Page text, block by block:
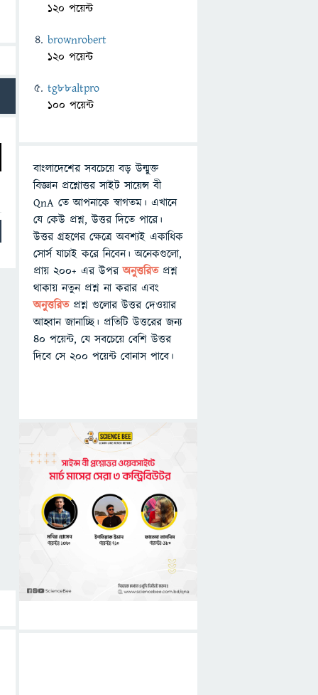
120 পয়েন্ট
brownrobert
120 পয়েন্ট
tg88altpro
100 পয়েন্ট
বাংলাদেশের সবচেয়ে বড় উন্মুক্ত
বিজ্ঞান প্রশ্নোত্তর সাইট সায়েন্স বী
QnA তে আপনাকে স্বাগতম। এখানে
যে কেউ প্রশ্ন, উত্তর দিতে পারে।
উত্তর গ্রহণের ক্ষেত্রে অবশ্যই একাধিক
সোর্স যাচাই করে নিবেন। অনেকগুলো,
প্রায় ২০০+ এর উপরঅনুত্তরিতপ্রশ্ন
থাকায় নতুন প্রশ্ন না করার এবং
অনুত্তরিত প্রশ্ন গুলোর উত্তর দেওয়ার
আহ্বান জানাচ্ছি। প্রতিটি উত্তরের জন্য
৪০ পয়েন্ট, যে সবচেয়ে বেশি উত্তর
দিবে সে ২০০ পয়েন্ট বোনাস পাবে।